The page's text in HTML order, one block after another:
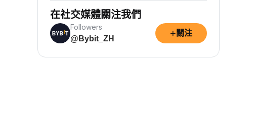
在社交媒體關注我們
Followers
@Bybit_ZH
+ 關注